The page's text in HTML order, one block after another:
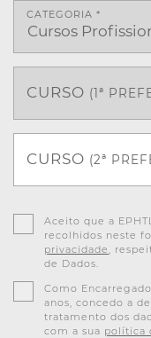
CATEGORIA *
CURSO (1ª
CURSO (2ª
Aceito que a
recolhidos neste
privacidade ,
de Dados.
Como
anos, concedo a
tratamento dos
com a sua política